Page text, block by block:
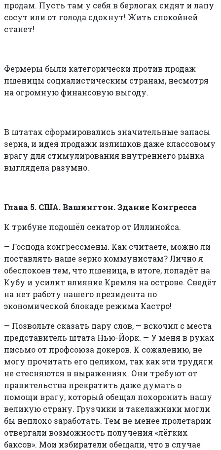
продам. Пусть там у себя в берлогах сидят и лапу
сосут или от голода сдохнут! Жить спокойней
станет!
Фермеры были категорически против продаж
пшеницы социалистическим странам, несмотря
на огромную финансовую выгоду.
В штатах сформировались значительные запасы
зерна, и идея продажи излишков даже классовому
врагу для стимулирования внутреннего рынка
выглядела разумно.
Глава 5. США. Вашингтон. Здание Конгресса
К трибуне подошёл сенатор от Иллинойса.
— Господа конгрессмены. Как считаете, можно ли
поставлять наше зерно коммунистам? Лично я
обеспокоен тем, что пшеница, в итоге, попадёт на
Кубу и усилит влияние Кремля на острове. Сведёт
на нет работу нашего президента по
экономической блокаде режима Кастро!
— Позвольте сказать пару слов, — вскочил с места
представитель штата Нью-Йорк. — У меня в руках
письмо от профсоюза докеров. К сожалению, не
могу прочитать его целиком, так как эти трудяги
не стесняются в выражениях. Они требуют от
правительства прекратить даже думать о
помощи врагу, который обещал похоронить нашу
великую страну. Грузчики и такелажники могли
бы неплохо заработать. Тем не менее пролетарии
отвергали возможность получения «лёгких
баксов». Мои избиратели обещали, что в случае